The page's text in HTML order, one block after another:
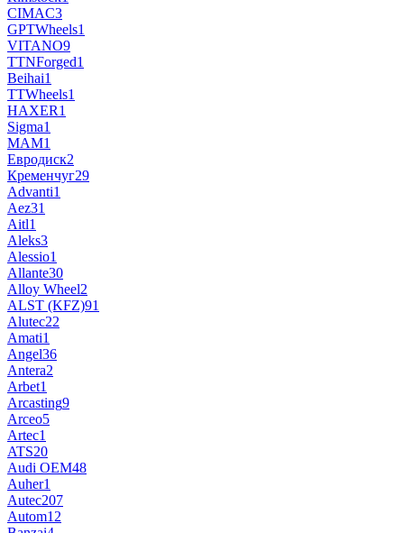
CIMAC3
GPTWheels1
VITANO9
TTNForged1
Beihai1
TTWheels1
HAXER1
Sigma1
MAM1
Евродиск2
Кременчуг29
Advanti1
Aez31
Aitl1
Aleks3
Alessio1
Allante30
Alloy Wheel2
ALST (KFZ)91
Alutec22
Amati1
Angel36
Antera2
Arbet1
Arcasting9
Arceo5
Artec1
ATS20
Audi OEM48
Auher1
Autec207
Autom12